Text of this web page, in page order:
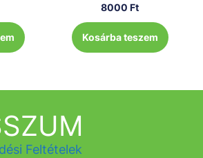
8000Ft
Kosárba teszem
Feltételek